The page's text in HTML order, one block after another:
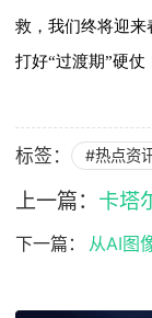
救，我们终将迎来
打好“过渡期”硬仗
标签： #热点资
上一篇：
下一篇：
从AI图